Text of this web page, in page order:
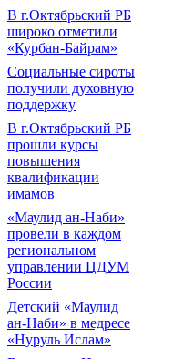
В г.Октябрьский РБ
широко отметили
«Курбан-Байрам»
Социальные сироты
получили духовную
поддержку
В г.Октябрьский РБ
прошли курсы
повышения
квалификации
имамов
«Маулид ан-Наби»
провели в каждом
региональном
управлении ЦДУМ
России
Детский «Маулид
ан-Наби» в медресе
«Нуруль Ислам»